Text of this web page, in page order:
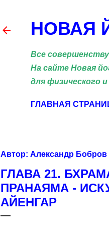
НОВАЯ
Все
На сайте Новая
для физического
ГЛАВНАЯ
Автор: Александр Бобров
ГЛАВА 21.
ПРАНАЯМА -
АЙЕНГАР